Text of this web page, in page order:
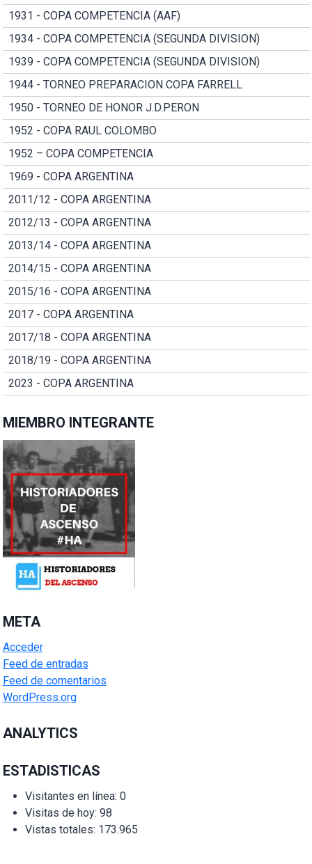
1931 - COPA COMPETENCIA (AAF)
1934 - COPA COMPETENCIA (SEGUNDA DIVISION)
1939 - COPA COMPETENCIA (SEGUNDA DIVISION)
1944 - TORNEO PREPARACION COPA FARRELL
1950 - TORNEO DE HONOR J.D.PERON
1952 - COPA RAUL COLOMBO
1952 – COPA COMPETENCIA
1969 - COPA ARGENTINA
2011/12 - COPA ARGENTINA
2012/13 - COPA ARGENTINA
2013/14 - COPA ARGENTINA
2014/15 - COPA ARGENTINA
2015/16 - COPA ARGENTINA
2017 - COPA ARGENTINA
2017/18 - COPA ARGENTINA
2018/19 - COPA ARGENTINA
2023 - COPA ARGENTINA
MIEMBRO INTEGRANTE
META
Acceder
Feed de entradas
Feed de comentarios
WordPress.org
ANALYTICS
ESTADISTICAS
Visitantes en línea: 0
Visitas de hoy: 98
Vistas totales: 173.965